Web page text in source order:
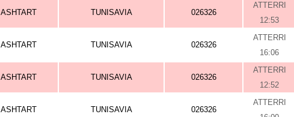
ASHTART TUNISAVIA 026326
ATTERRI
12:53
ASHTART TUNISAVIA 026326
ATTERRI
16:06
ASHTART TUNISAVIA 026326
ATTERRI
12:52
ASHTART TUNISAVIA 026326
ATTERRI